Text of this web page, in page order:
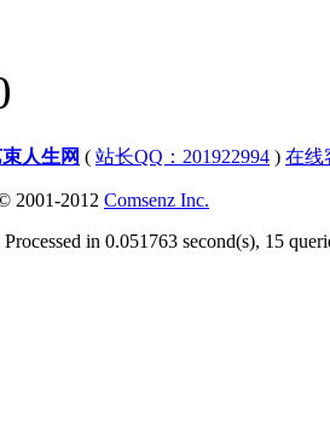
人生网 ( 站长QQ：201922994 ) 在线
2001-2012 Comsenz Inc.
Processed in 0.051763 second(s), 15